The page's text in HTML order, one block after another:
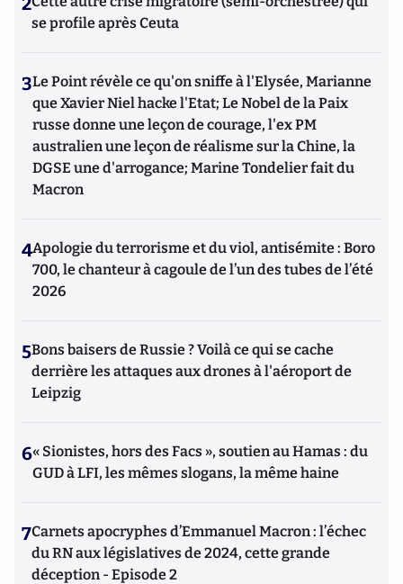
se profile après Ceuta
3Le Point révèle ce qu'on sniffe à l'Elysée, Marianne
que Xavier Niel hacke l'Etat; Le Nobel de la Paix
russe donne une leçon de courage, l'ex PM
australien une leçon de réalisme sur la Chine, la
DGSE une d'arrogance; Marine Tondelier fait du
Macron
4Apologie du terrorisme et du viol, antisémite : Boro
700, le chanteur à cagoule de l’un des tubes de l’été
2026
5Bons baisers de Russie ? Voilà ce qui se cache
derrière les attaques aux drones à l'aéroport de
Leipzig
6« Sionistes, hors des Facs », soutien au Hamas : du
GUD à LFI, les mêmes slogans, la même haine
7Carnets apocryphes d’Emmanuel Macron : l’échec
du RN aux législatives de 2024, cette grande
déception - Episode 2